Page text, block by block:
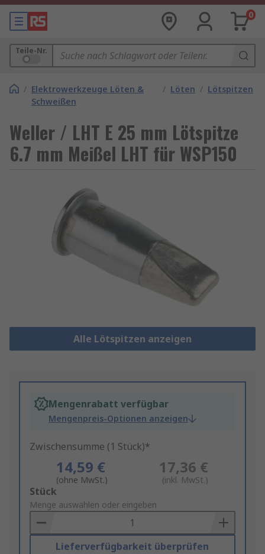
0
Teile-Nr.
/ Elektrowerkzeuge Löten &
Schweißen
/ Löten / Lötspitzen
Weller / LHT E 25 mm Lötspitze
6.7 mm Meißel LHT für WSP150
Alle Lötspitzen anzeigen
Mengenrabatt verfügbar
Mengenpreis-Optionen anzeigen
Zwischensumme (1 Stück)*
14,59 €
(ohne MwSt.)
17,36 €
(inkl. MwSt.)
Add
to
Basket
Stück
Menge auswählen oder eingeben
Lieferverfügbarkeit überprüfen